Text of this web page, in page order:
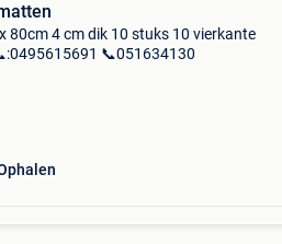
80cm 4 cm dik 10 stuks 10 vierkante
📞051634130